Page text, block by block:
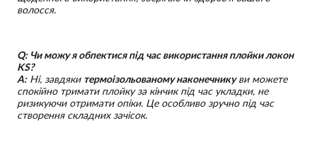
волосся.
Q: Чи можу я обпектися під час використання плойки локон
KS?
A:Ні, завдяки термоізольованому наконечникуви можете
спокійно тримати плойку за кінчик під час укладки, не
ризикуючи отримати опіки. Це особливо зручно під час
створення складних зачісок.